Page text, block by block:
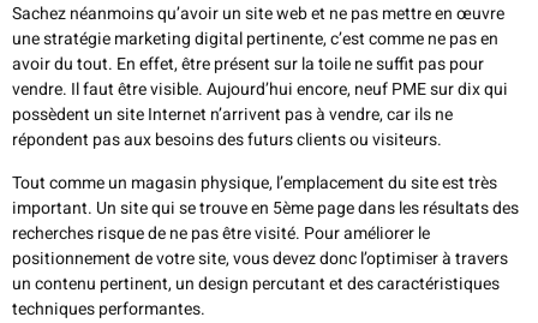
Sachez néanmoins qu’avoir un site web et ne pas mettre en œuvre
une stratégie marketing digital pertinente, c’est comme ne pas en
avoir du tout. En effet, être présent sur la toile ne suffit pas pour
vendre. Il faut être visible. Aujourd’hui encore, neuf PME sur dix qui
possèdent un site Internet n’arrivent pas à vendre, car ils ne
répondent pas aux besoins des futurs clients ou visiteurs.
Tout comme un magasin physique, l’emplacement du site est très
important. Un site qui se trouve en 5ème page dans les résultats des
recherches risque de ne pas être visité. Pour améliorer le
positionnement de votre site, vous devez donc l’optimiser à travers
un contenu pertinent, un design percutant et des caractéristiques
techniques performantes.